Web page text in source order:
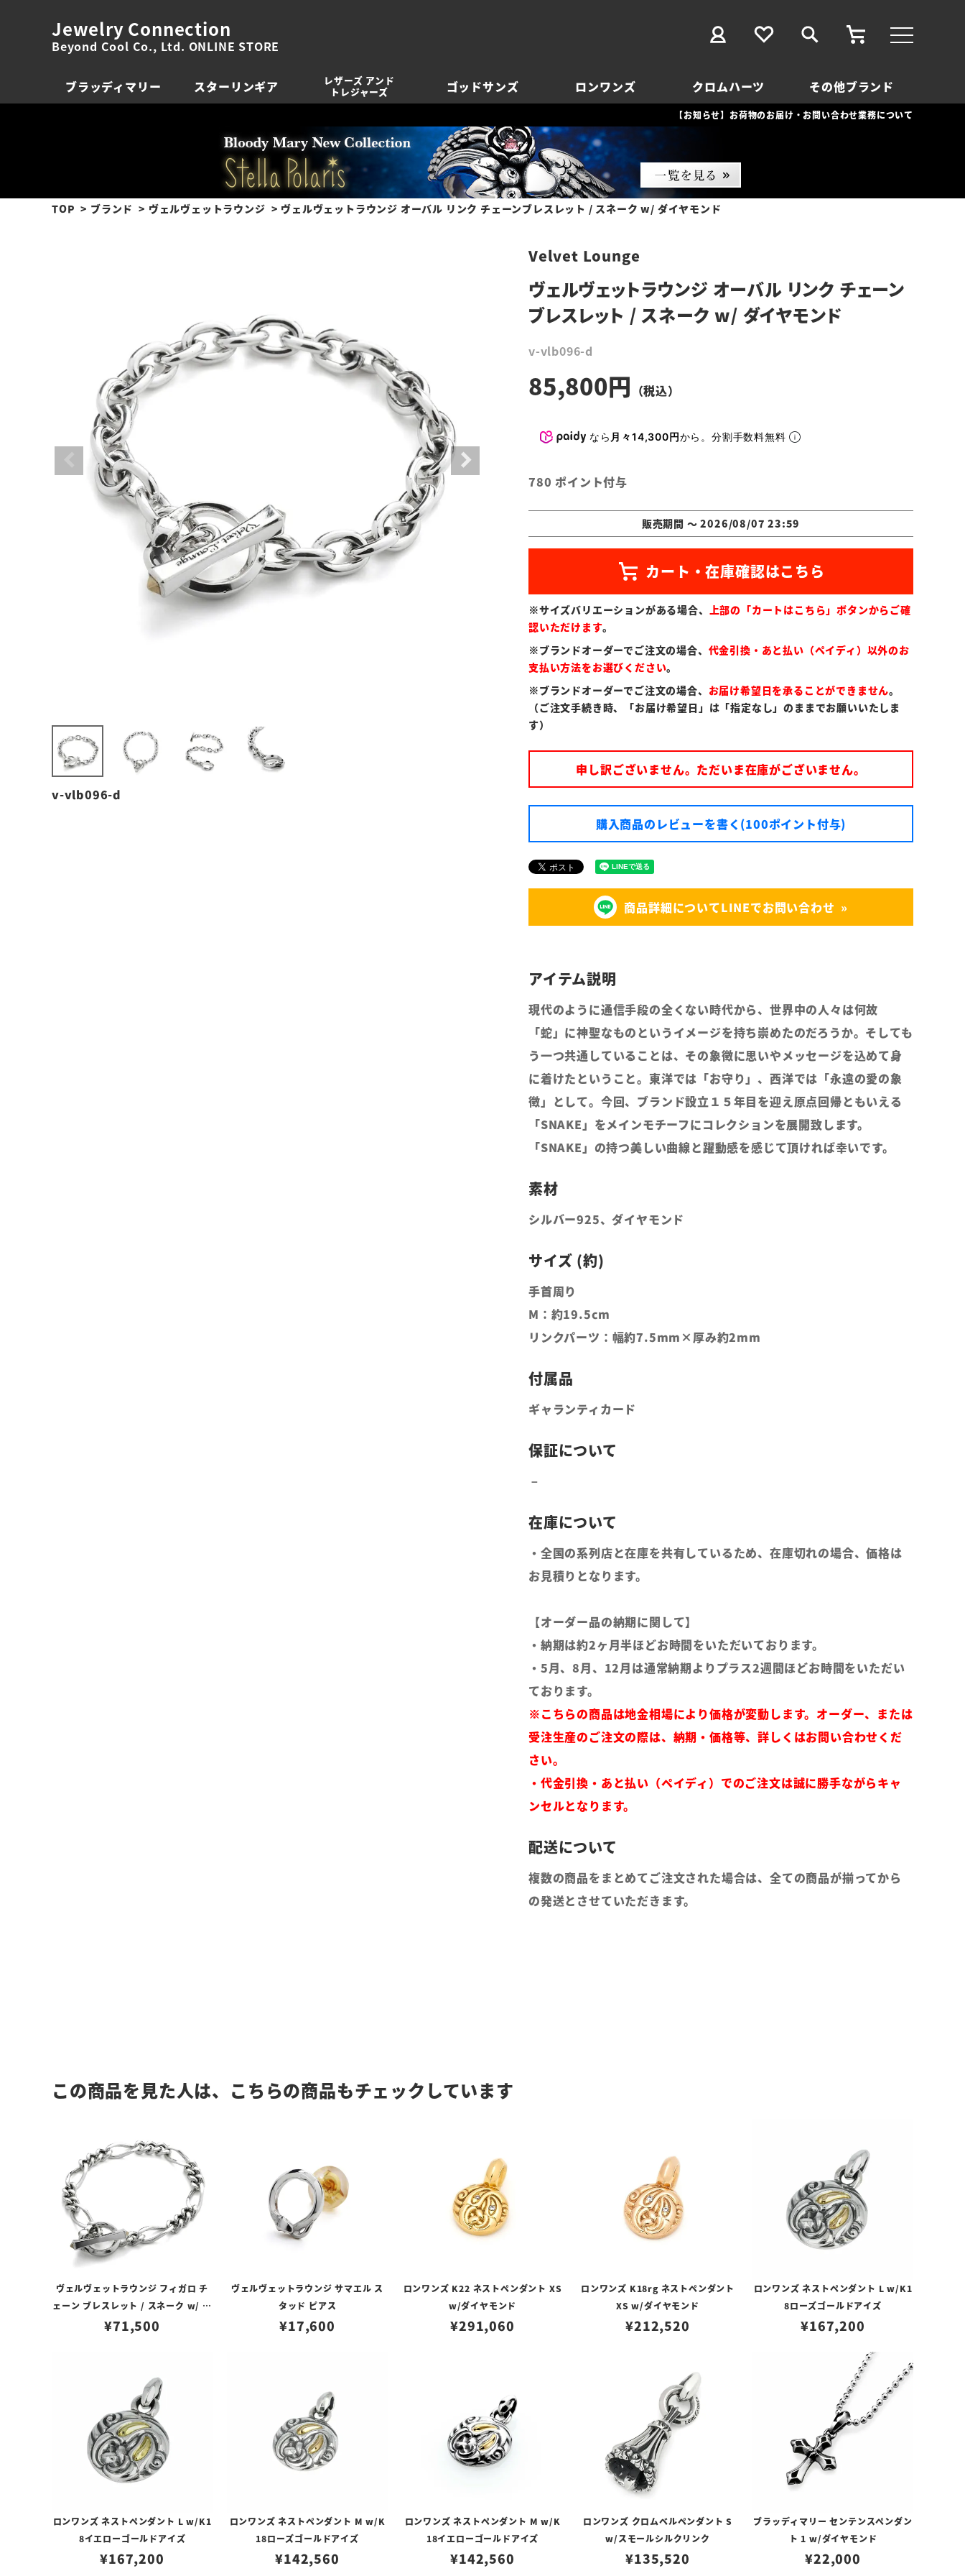
Jewelry Connection
Beyond Cool Co., Ltd. ONLINE STORE
ブラッディマリー スターリンギア
レザーズ アンド
トレジャーズ
ゴッドサンズ ロンワンズ クロムハーツ その他ブランド
【お知らせ】お荷物のお届け・お問い合わせ業務について
TOP ブランド ヴェルヴェットラウンジ ヴェルヴェットラウンジ オーバル リンク チェーンブレスレット / スネーク w/ ダイヤモンド
v-vlb096-d
Velvet Lounge
ヴェルヴェットラウンジ オーバル リンク チェーン
ブレスレット / スネーク w/ ダイヤモンド
v-vlb096-d
85,800
なら 月々14,300円から。分割手数料無料
780 ポイント付与
販売期間 〜 2026/08/07 23:59
※サイズバリエーションがある場合、
上部の「カートはこちら」ボタンからご確
認いただけます。
※ブランドオーダーでご注文の場合、 代金引換・あと払い（ペイディ）以外のお
支払い方法をお選びください。
※ブランドオーダーでご注文の場合、 お届け希望日を承ることができません。
（ご注文手続き時、「お届け希望日」は「指定なし」のままでお願いいたしま
す）
申し訳ございません。ただいま在庫がございません。
購入商品のレビューを書く(100ポイント付与)
商品詳細についてLINEでお問い合わせ
現代のように通信手段の全くない時代から、世界中の人々は何故
「蛇」に神聖なものというイメージを持ち崇めたのだろうか。そしても
う一つ共通していることは、その象徴に思いやメッセージを込めて身
に着けたということ。東洋では「お守り」、西洋では「永遠の愛の象
徴」として。今回、ブランド設立１５年目を迎え原点回帰ともいえる
「SNAKE」をメインモチーフにコレクションを展開致します。
「SNAKE」の持つ美しい曲線と躍動感を感じて頂ければ幸いです。
シルバー925、ダイヤモンド
手首周り
M：約19.5cm
リンクパーツ：幅約7.5mm×厚み約2mm
ギャランティカード
・全国の系列店と在庫を共有しているため、在庫切れの場合、価格は
お見積りとなります。
【オーダー品の納期に関して】
・納期は約2ヶ月半ほどお時間をいただいております。
・5月、8月、12月は通常納期よりプラス2週間ほどお時間をいただい
ております。
※こちらの商品は地金相場により価格が変動します。オーダー、または
受注生産のご注文の際は、納期・価格等、詳しくはお問い合わせくだ
さい。
・代金引換・あと払い（ペイディ）でのご注文は誠に勝手ながらキャ
ンセルとなります。
複数の商品をまとめてご注文された場合は、全ての商品が揃ってから
の発送とさせていただきます。
この商品を見た人は、こちらの商品もチェックしています
ヴェルヴェットラウンジ フィガロ チ
ェーン ブレスレット / スネーク w/ ダ
イヤモンド
¥71,500
ヴェルヴェットラウンジ サマエル ス
タッド ピアス
¥17,600
ロンワンズ K22 ネストペンダント XS
w/ダイヤモンド
¥291,060
ロンワンズ K18rg ネストペンダント
XS w/ダイヤモンド
¥212,520
ロンワンズ ネストペンダント L w/K1
8ローズゴールドアイズ
¥167,200
ロンワンズ ネストペンダント L w/K1
8イエローゴールドアイズ
¥167,200
ロンワンズ ネストペンダント M w/K
18ローズゴールドアイズ
¥142,560
ロンワンズ ネストペンダント M w/K
18イエローゴールドアイズ
¥142,560
ロンワンズ クロムベルペンダント S
w/スモールシルクリンク
¥135,520
ブラッディマリー センテンスペンダン
ト 1 w/ダイヤモンド
¥22,000